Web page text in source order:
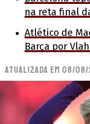
na reta final
Atlético de
Barça por
Atualizada em 08/08/